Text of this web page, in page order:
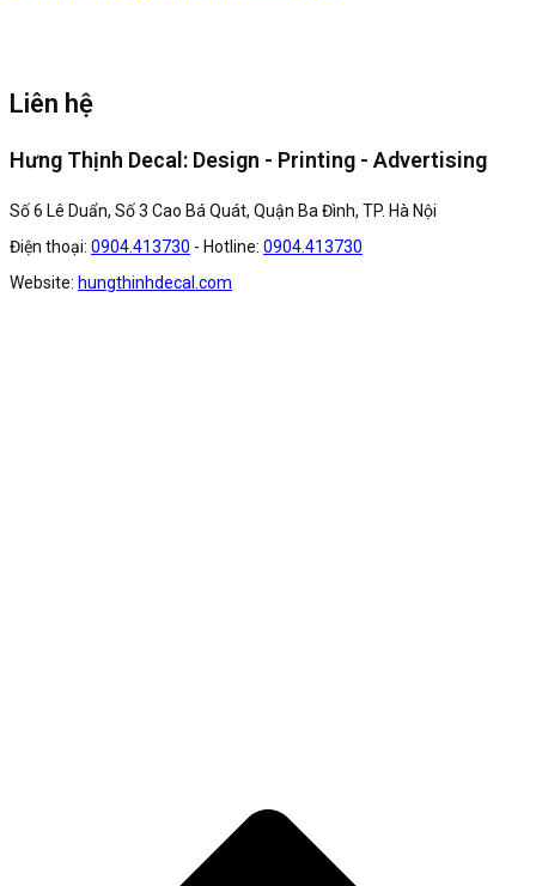
Liên hệ
Hưng Thịnh Decal: Design - Printing - Advertising
Số 6 Lê Duẩn, Số 3 Cao Bá Quát, Quận Ba Đình, TP. Hà Nội
Điện thoại: 0904.413730 - Hotline: 0904.413730
Website: hungthinhdecal.com